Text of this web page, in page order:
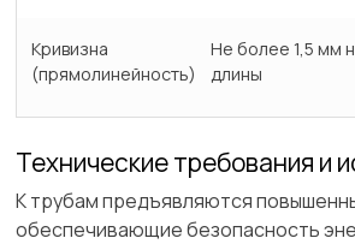
Кривизна
(прямолинейность)
Не более 1,5 мм
длины
Технические требования и
К трубам предъявляются
обеспечивающие безопасность